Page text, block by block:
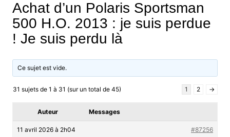
Achat d’un Polaris Sportsman
500 H.O. 2013 : je suis perdue
! Je suis perdu là
Ce sujet est vide.
31 sujets de 1 à 31 (sur un total de 45) 1 2 →
Auteur Messages
11 avril 2026 à 2h04 #87256